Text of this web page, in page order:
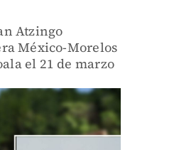
Atzingo
México-Morelos
el 21 de marzo